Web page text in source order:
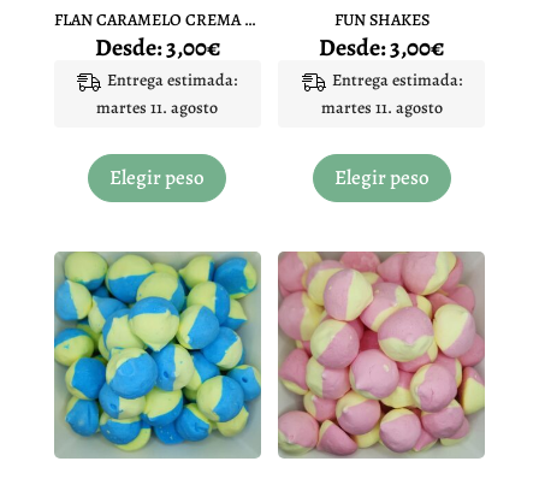
FLAN CARAMELO CREMA DAMEL
Desde:3,00€
Entrega estimada:
martes 11. agosto
Elegir peso
producto
variantes.
Las
opciones
se
pueden
elegir
en
la
FUN SHAKES
Desde:3,00€
Entrega estimada:
martes 11. agosto
Elegir peso
producto
variantes.
Las
opciones
se
pueden
elegir
en
la